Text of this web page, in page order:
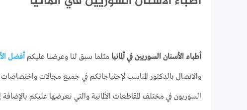
أطباء الأسنان السوريين في ألمانيا مثلما سبق لنا وعرضنا عليكم أفضل
والاتصال بالدكتور المناسب لإحتياجاتكم في جميع مجالات
السوريون في مختلف المقاطعات الألمانية والتي نعرضها عليكم